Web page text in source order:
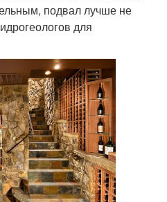
подвал лучше не
для